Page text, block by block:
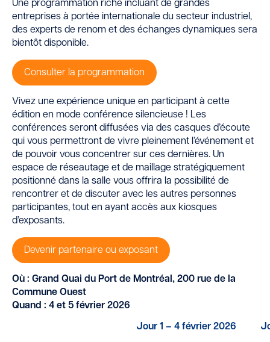
Une programmation riche incluant de grandes
entreprises à portée internationale du secteur industriel,
des experts de renom et des échanges dynamiques sera
bientôt disponible.
Consulter la programmation
Vivez une expérience unique en participant à cette
édition en mode conférence silencieuse ! Les
conférences seront diffusées via des casques d’écoute
qui vous permettront de vivre pleinement l’événement et
de pouvoir vous concentrer sur ces dernières. Un
espace de réseautage et de maillage stratégiquement
positionné dans la salle vous offrira la possibilité de
rencontrer et de discuter avec les autres personnes
participantes, tout en ayant accès aux kiosques
d’exposants.
Devenir partenaire ou exposant
Où : Grand Quai du Port de Montréal, 200 rue de la
Commune Ouest
Quand : 4 et 5 février 2026
Jour 1 – 4 février 2026